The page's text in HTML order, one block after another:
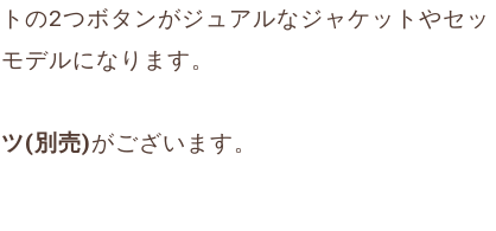
の2つボタンがジュアルなジャケットやセッ
デルになります。
(別売)がございます。